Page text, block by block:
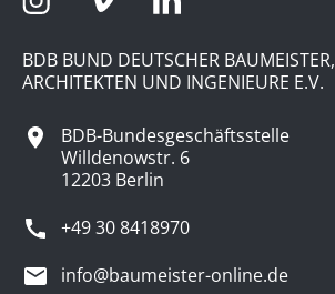
BDB BUND DEUTSCHER BAUMEISTER,
ARCHITEKTEN UND INGENIEURE E.V.
BDB-Bundesgeschäftsstelle
Willdenowstr. 6
12203 Berlin
+49 30 8418970
info@baumeister-online.de